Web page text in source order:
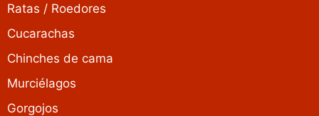
Ratas / Roedores
Cucarachas
Chinches de cama
Murciélagos
Gorgojos